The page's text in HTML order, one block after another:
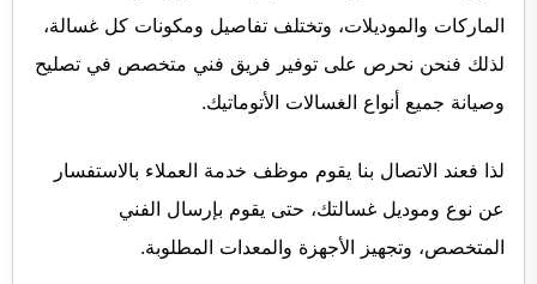
الماركات والموديلات، وتختلف تفاصيل ومكونات كل غسالة،
لذلك فنحن نحرص على توفير فريق فني متخصص في تصليح
وصيانة جميع أنواع الغسالات الأتوماتيك.
لذا فعند الاتصال بنا يقوم موظف خدمة العملاء بالاستفسار
عن نوع وموديل غسالتك، حتى يقوم بإرسال الفني
المتخصص، وتجهيز الأجهزة والمعدات المطلوبة.